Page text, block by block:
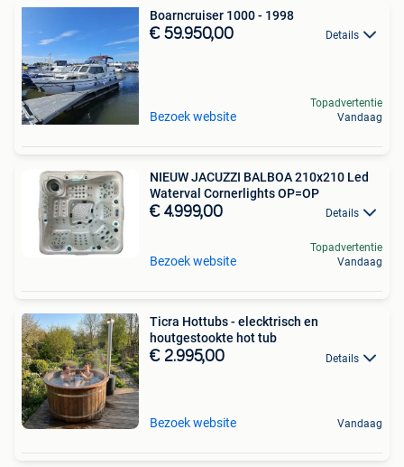
Boarncruiser 1000 - 1998
€ 59.950,00 Details
Bezoek website
Topadvertentie
Vandaag
NIEUW JACUZZI BALBOA 210x210 Led
Waterval Cornerlights OP=OP
€ 4.999,00 Details
Bezoek website
Topadvertentie
Vandaag
Ticra Hottubs - elecktrisch en
houtgestookte hot tub
€ 2.995,00 Details
Bezoek website Vandaag